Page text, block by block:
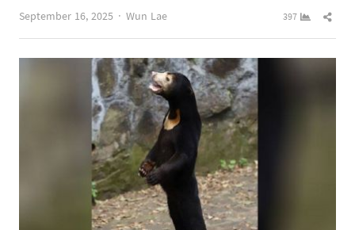
September 16, 2025
Author
Wun Lae 397